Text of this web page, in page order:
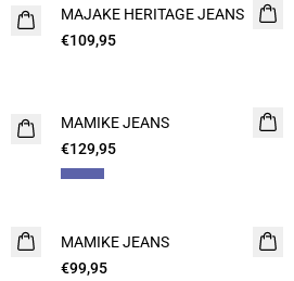
MAJAKE HERITAGE JEANS
€109,95
MAMIKE JEANS
€129,95
MAMIKE JEANS
€99,95